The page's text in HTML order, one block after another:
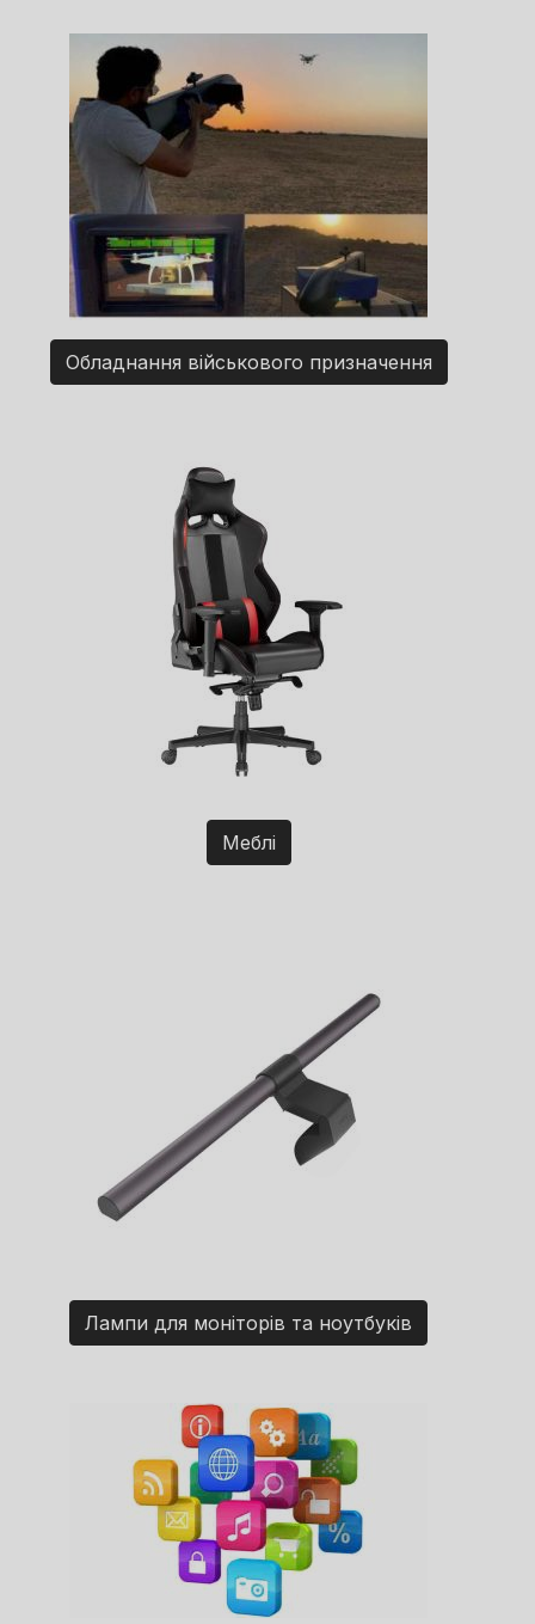
Обладнання військового призначення
Меблі
Лампи для моніторів та ноутбуків